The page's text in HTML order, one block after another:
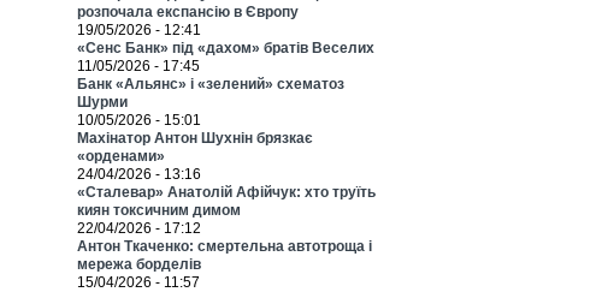
розпочала експансію в Європу
19/05/2026 - 12:41
«Сенс Банк» під «дахом» братів Веселих
11/05/2026 - 17:45
Банк «Альянс» і «зелений» схематоз
Шурми
10/05/2026 - 15:01
Махінатор Антон Шухнін брязкає
«орденами»
24/04/2026 - 13:16
«Сталевар» Анатолій Афійчук: хто труїть
киян токсичним димом
22/04/2026 - 17:12
Антон Ткаченко: смертельна автотроща і
мережа борделів
15/04/2026 - 11:57